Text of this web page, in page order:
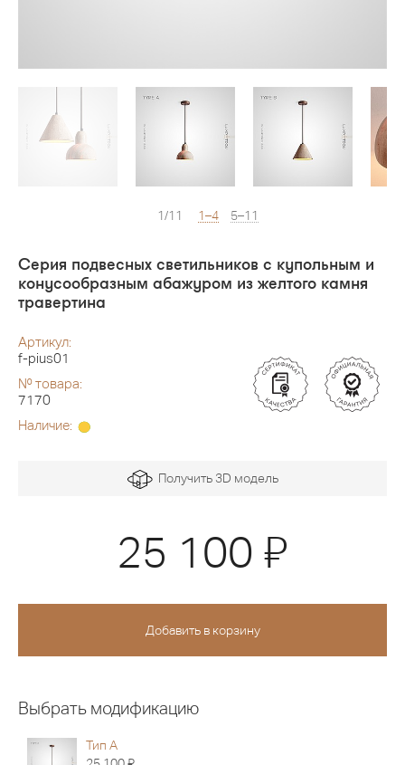
1/11 1–4 5–11
Серия подвесных светильников с купольным и
конусообразным абажуром из желтого камня
травертина
Артикул:
f-pius01
№ товара:
7170
Наличие:
Получить 3D модель
25 100 Я
Выбрать модификацию
Тип A